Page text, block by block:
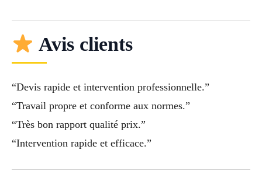
Avis clients
“Devis rapide et intervention professionnelle.”
“Travail propre et conforme aux normes.”
“Très bon rapport qualité prix.”
“Intervention rapide et efficace.”